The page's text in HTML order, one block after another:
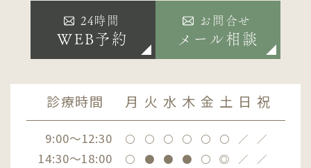
24時間
WEB予約
お問合せ
メール相談
診療時間 月 火 水 木 金 土 日 祝
9:00～12:30 〇 〇 〇 〇 〇 〇 ／ ／
14:30～18:00 〇 ● ● ● 〇 ◎ ／ ／